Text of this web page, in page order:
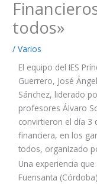
todos»
/Varios
El equipo del IES
Guerrero, José
Sánchez, liderado
profesores Álvaro
convirtieron el día 3
financiera, en los
todos, organizado
Una experiencia
Fuensanta